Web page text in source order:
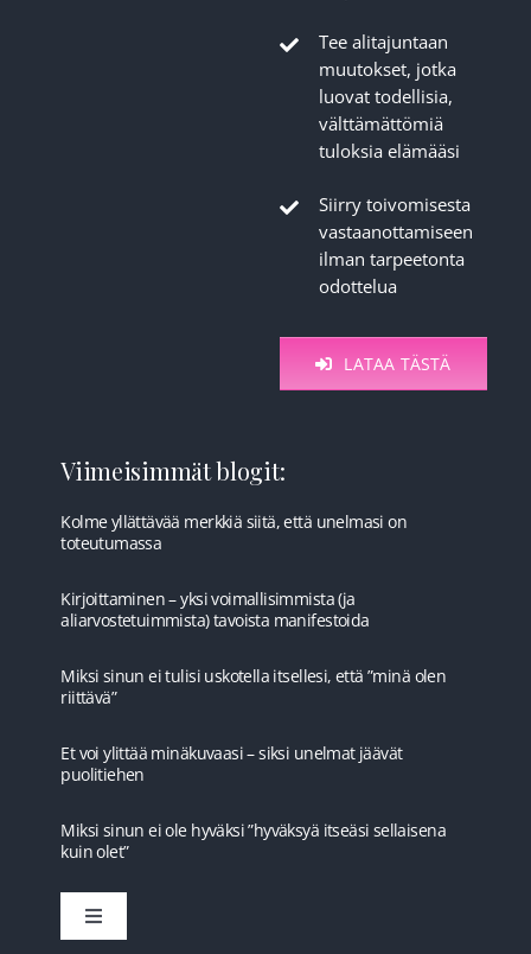
Tee alitajuntaan
muutokset, jotka
luovat todellisia,
välttämättömiä
tuloksia elämääsi
Siirry toivomisesta
vastaanottamiseen
ilman tarpeetonta
odottelua
LATAA TÄSTÄ
Viimeisimmät blogit:
Kolme yllättävää merkkiä siitä, että unelmasi on
toteutumassa
Kirjoittaminen – yksi voimallisimmista (ja
aliarvostetuimmista) tavoista manifestoida
Miksi sinun ei tulisi uskotella itsellesi, että ”minä olen
riittävä”
Et voi ylittää minäkuvaasi – siksi unelmat jäävät
puolitiehen
Miksi sinun ei ole hyväksi ”hyväksyä itseäsi sellaisena
kuin olet”
Toggle